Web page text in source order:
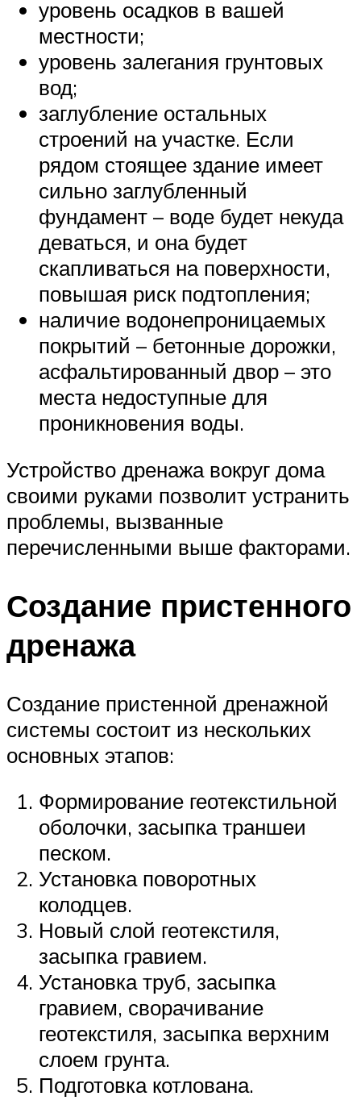
уровень осадков в вашей
местности;
уровень залегания грунтовых
вод;
заглубление остальных
строений на участке. Если
рядом стоящее здание имеет
сильно заглубленный
фундамент – воде будет некуда
деваться, и она будет
скапливаться на поверхности,
повышая риск подтопления;
наличие водонепроницаемых
покрытий – бетонные дорожки,
асфальтированный двор – это
места недоступные для
проникновения воды.
Устройство дренажа вокруг дома
своими руками позволит устранить
проблемы, вызванные
перечисленными выше факторами.
Создание пристенного
дренажа
Создание пристенной дренажной
системы состоит из нескольких
основных этапов:
Формирование геотекстильной
оболочки, засыпка траншеи
песком.
Установка поворотных
колодцев.
Новый слой геотекстиля,
засыпка гравием.
Установка труб, засыпка
гравием, сворачивание
геотекстиля, засыпка верхним
слоем грунта.
Подготовка котлована.